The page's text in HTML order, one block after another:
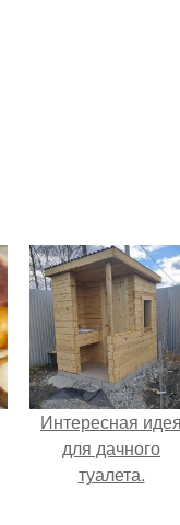
Интересная идея
для дачного
туалета.